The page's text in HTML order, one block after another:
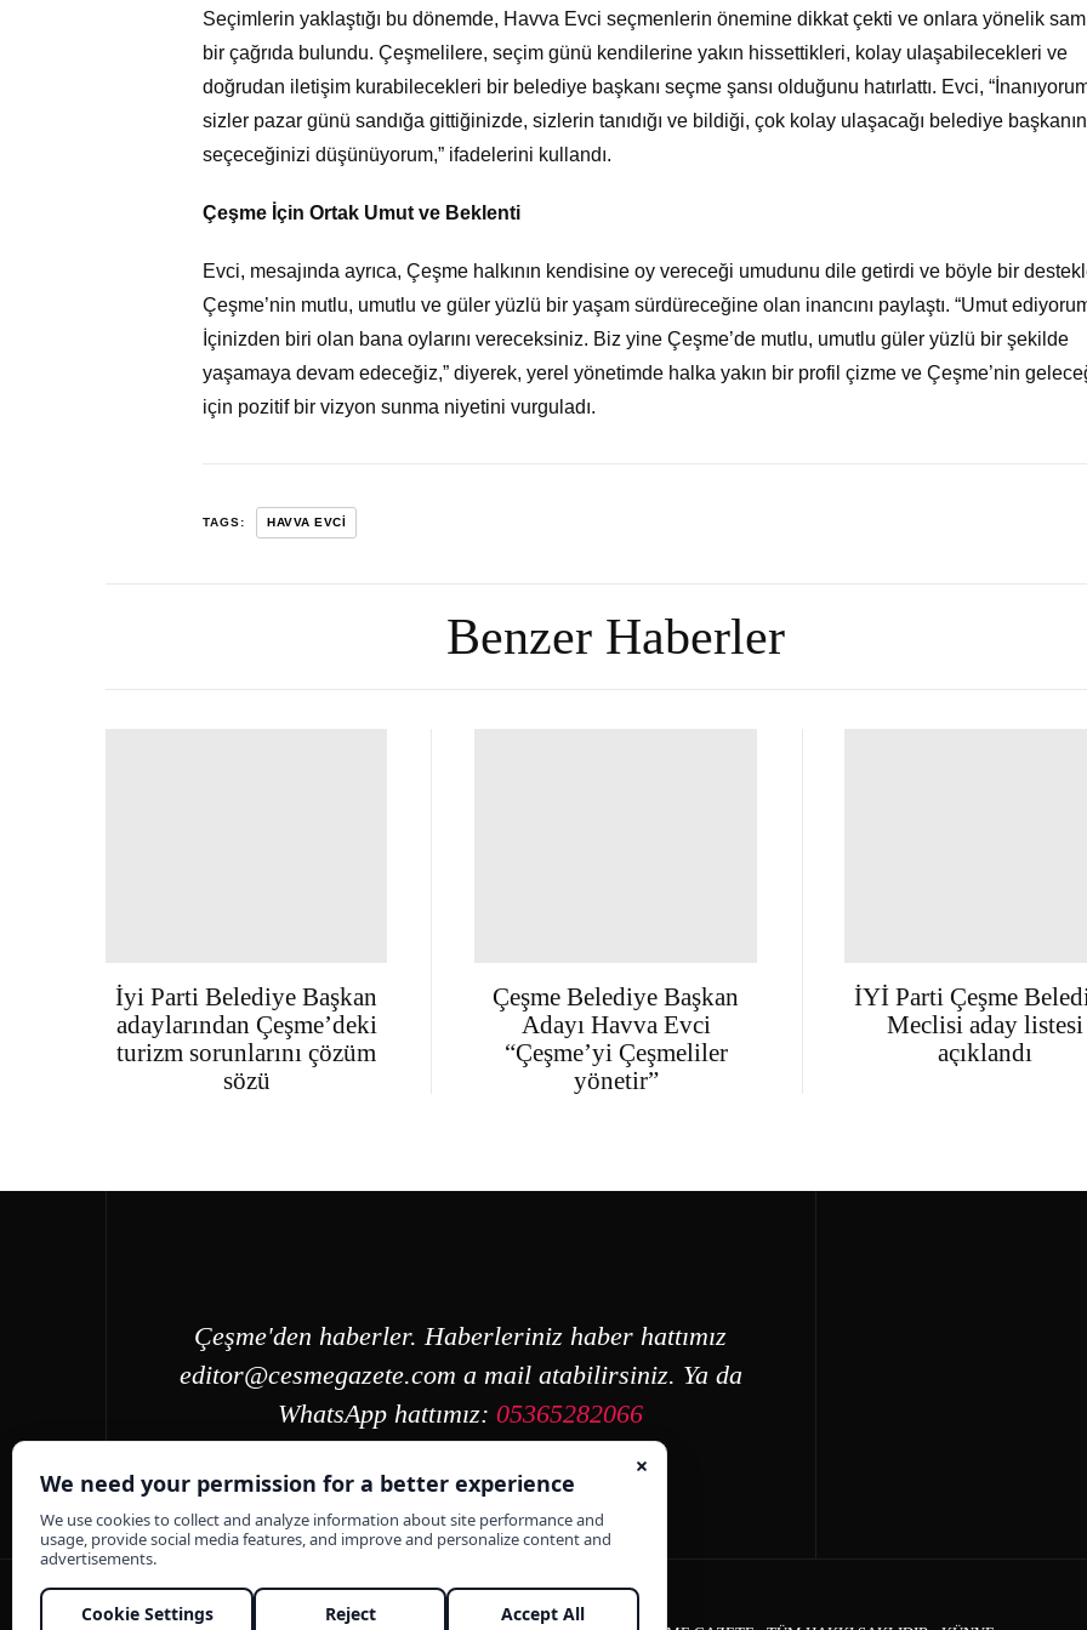
Seçimlerin yaklaştığı bu dönemde, Havva Evci seçmenlerin önemine dikkat çekti ve onlara yönelik
bir çağrıda bulundu. Çeşmelilere, seçim günü kendilerine yakın hissettikleri, kolay ulaşabilecekleri ve
doğrudan iletişim kurabilecekleri bir belediye başkanı seçme şansı olduğunu hatırlattı. Evci,
sizler pazar günü sandığa gittiğinizde, sizlerin tanıdığı ve bildiği, çok kolay ulaşacağı belediye
seçeceğinizi düşünüyorum,” ifadelerini kullandı.
Çeşme İçin Ortak Umut ve Beklenti
Evci, mesajında ayrıca, Çeşme halkının kendisine oy vereceği umudunu dile getirdi ve böyle bir
Çeşme’nin mutlu, umutlu ve güler yüzlü bir yaşam sürdüreceğine olan inancını paylaştı. “Umut
İçinizden biri olan bana oylarını vereceksiniz. Biz yine Çeşme’de mutlu, umutlu güler yüzlü bir şekilde
yaşamaya devam edeceğiz,” diyerek, yerel yönetimde halka yakın bir profil çizme ve Çeşme’nin
için pozitif bir vizyon sunma niyetini vurguladı.
TAGS: HAVVA EVCI
Benzer Haberler
İyi Parti Belediye Başkan
adaylarından Çeşme’deki
turizm sorunlarını çözüm
sözü
Çeşme Belediye Başkan
Adayı Havva Evci
“Çeşme’yi Çeşmeliler
yönetir”
İYİ Parti Çeşme
Meclisi aday listesi
açıklandı
Çeşme'den haberler. Haberleriniz haber hattımız
editor@cesmegazete.com a mail atabilirsiniz. Ya da
WhatsApp hattımız:05365282066